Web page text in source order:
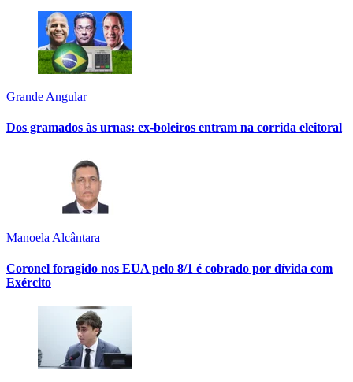
Grande Angular
Dos gramados às urnas: ex-boleiros entram na corrida eleitoral
Manoela Alcântara
Coronel foragido nos EUA pelo 8/1 é cobrado por dívida com
Exército